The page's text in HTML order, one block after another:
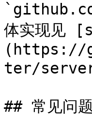
体实现见
(https://
ter/
## 常见问题